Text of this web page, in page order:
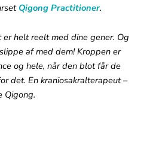
Qigong Practitioner.
er helt reelt med dine gener. Og
af med dem! Kroppen er
og hele, når den blot får de
det. En kraniosakralterapeut –
Qigong.